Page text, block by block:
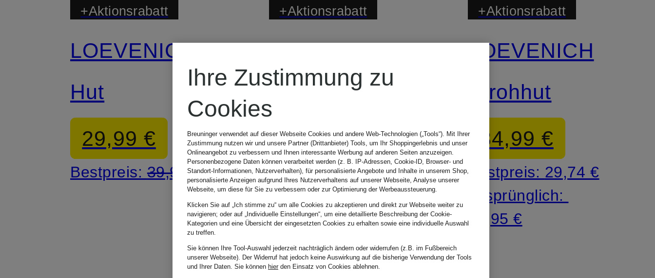
+Aktionsrabatt
LOEVENICH
Hut
29,99 €
Bestpreis: 39,95 €
+Aktionsrabatt
LOEVENICH
Strohhut
34,99 €
Bestpreis:29,74 €
Ursprünglich:
49,95 €
+Aktionsrabatt
LOEVENICH
Strohhut
34,99 €
Bestpreis: 29,74 €
Ursprünglich:
49,95 €
Ihre Zustimmung zu
Cookies
Breuninger verwendet auf dieser Webseite Cookies und andere Web-Technologien („Tools“). Mit Ihrer
Zustimmung nutzen wir und unsere Partner (Drittanbieter) Tools, um Ihr Shoppingerlebnis und unser
Onlineangebot zu verbessern und Ihnen interessante Werbung auf anderen Seiten anzuzeigen.
Personenbezogene Daten können verarbeitet werden (z. B. IP-Adressen, Cookie-ID, Browser- und
Standort-Informationen, Nutzerverhalten), für personalisierte Angebote und Inhalte in unserem Shop,
personalisierte Anzeigen aufgrund Ihres Nutzerverhaltens auf unserer Webseite, Analyse unserer
Webseite, um diese für Sie zu verbessern oder zur Optimierung der Werbeaussteuerung.
Klicken Sie auf „Ich stimme zu“ um alle Cookies zu akzeptieren und direkt zur Webseite weiter zu
navigieren; oder auf „Individuelle Einstellungen“, um eine detaillierte Beschreibung der Cookie-
Kategorien und eine Übersicht der eingesetzten Cookies zu erhalten sowie eine individuelle Auswahl
zu treffen.
Sie können Ihre Tool-Auswahl jederzeit nachträglich ändern oder widerrufen (z.B. im Fußbereich
unserer Webseite). Der Widerruf hat jedoch keine Auswirkung auf die bisherige Verwendung der Tools
und Ihrer Daten. Sie können hierden Einsatz von Cookies ablehnen.